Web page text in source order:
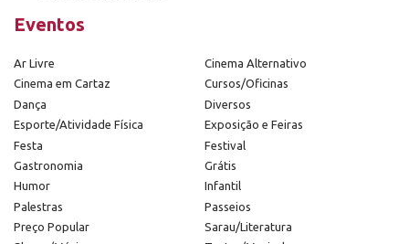
Eventos
Ar Livre
Cinema Alternativo
Cinema em Cartaz
Cursos/Oficinas
Dança
Diversos
Esporte/Atividade Física
Exposição e Feiras
Festa
Festival
Gastronomia
Grátis
Humor
Infantil
Palestras
Passeios
Preço Popular
Sarau/Literatura